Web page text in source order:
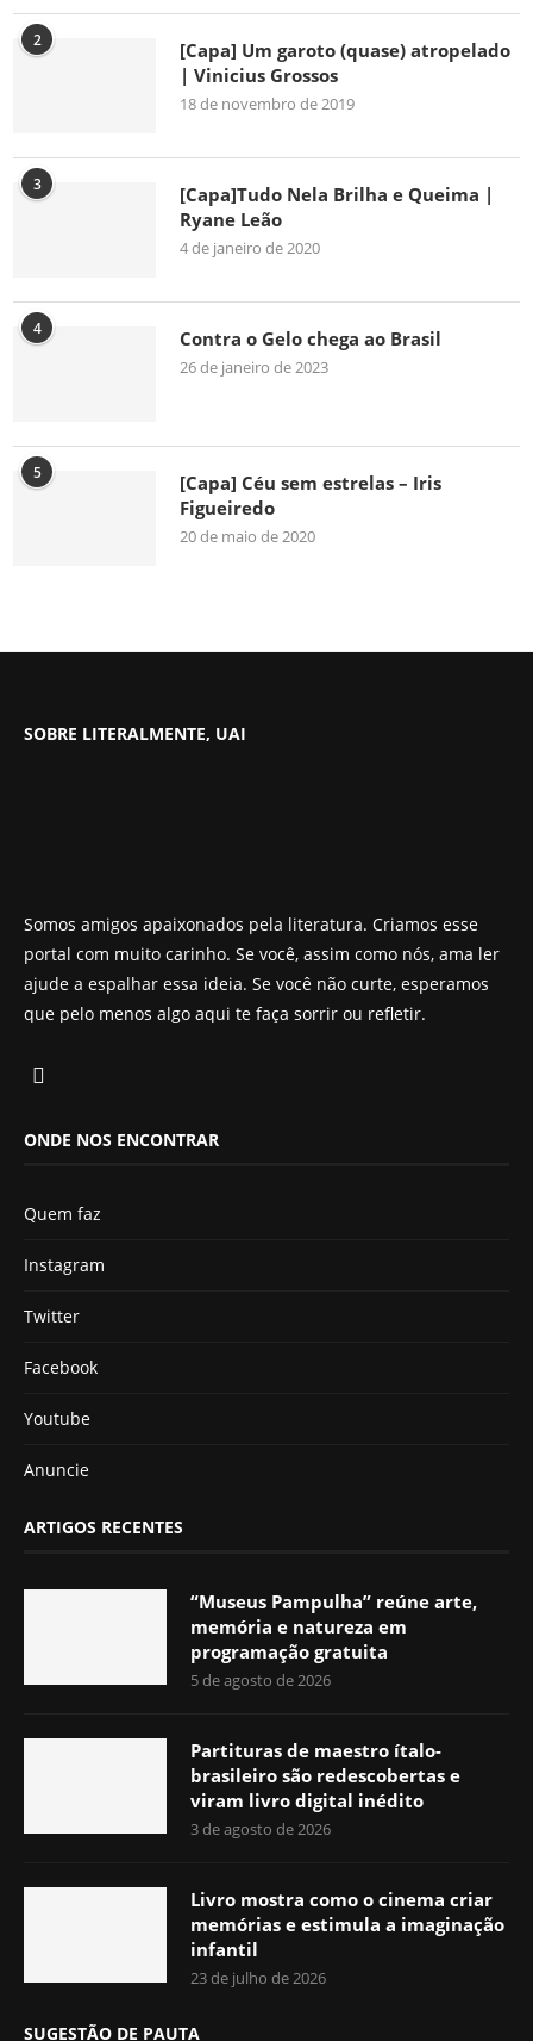
2
[Capa] Um garoto (quase) atropelado
| Vinicius Grossos
18 de novembro de 2019
3
[Capa]Tudo Nela Brilha e Queima |
Ryane Leão
4 de janeiro de 2020
4 Contra o Gelo chega ao Brasil
26 de janeiro de 2023
5
[Capa] Céu sem estrelas – Iris
Figueiredo
20 de maio de 2020
SOBRE LITERALMENTE, UAI
Somos amigos apaixonados pela literatura. Criamos esse
portal com muito carinho. Se você, assim como nós, ama ler
ajude a espalhar essa ideia. Se você não curte, esperamos
que pelo menos algo aqui te faça sorrir ou refletir.
ONDE NOS ENCONTRAR
Quem faz
Instagram
Twitter
Facebook
Youtube
Anuncie
ARTIGOS RECENTES
“Museus Pampulha” reúne arte,
memória e natureza em
programação gratuita
5 de agosto de 2026
Partituras de maestro ítalo-
brasileiro são redescobertas e
viram livro digital inédito
3 de agosto de 2026
Livro mostra como o cinema criar
memórias e estimula a imaginação
infantil
23 de julho de 2026
SUGESTÃO DE PAUTA